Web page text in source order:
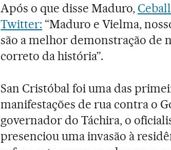
Após o que disse Maduro,
Twitter: “Maduro e Vielma,
são a melhor demonstração de
correto da história”.
San Cristóbal foi uma das
manifestações de rua contra o
governador do Táchira, o
presenciou uma invasão à